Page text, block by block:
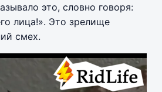
это, словно говоря:
лица!». Это зрелище
смех.